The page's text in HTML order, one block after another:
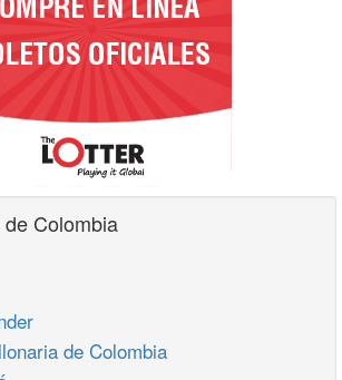
Colombia
de Colombia